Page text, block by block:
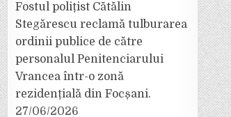
Fostul polițist Cătălin
Stegărescu reclamă tulburarea
ordinii publice de către
personalul Penitenciarului
Vrancea într-o zonă
rezidențială din Focșani.
27/06/2026